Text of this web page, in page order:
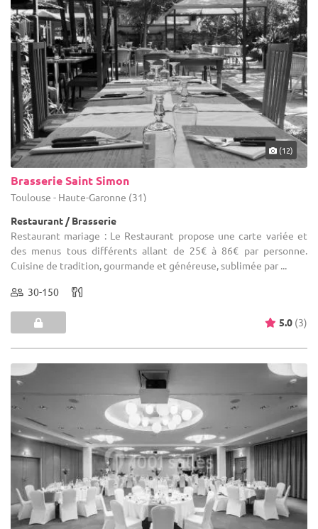
(12)
Brasserie Saint Simon
Toulouse - Haute-Garonne (31)
Restaurant / Brasserie
Restaurant mariage : Le Restaurant propose une carte variée et
des menus tous différents allant de 25€ à 86€ par personne.
Cuisine de tradition, gourmande et généreuse, sublimée par ...
30-150
5.0 (3)